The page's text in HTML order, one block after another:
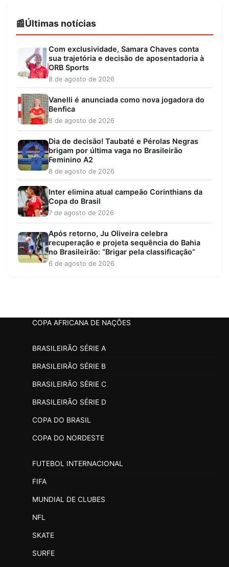
Últimas notícias
Com exclusividade, Samara Chaves conta
sua trajetória e decisão de aposentadoria à
ORB Sports
8 de agosto de 2026
Vanelli é anunciada como nova jogadora do
Benfica
8 de agosto de 2026
Dia de decisão! Taubaté e Pérolas Negras
brigam por última vaga no Brasileirão
Feminino A2
8 de agosto de 2026
Inter elimina atual campeão Corinthians da
Copa do Brasil
7 de agosto de 2026
Após retorno, Ju Oliveira celebra
recuperação e projeta sequência do Bahia
no Brasileirão: “Brigar pela classificação”
6 de agosto de 2026
COPA AFRICANA DE NAÇÕES
BRASILEIRÃO SÉRIE A
BRASILEIRÃO SÉRIE B
BRASILEIRÃO SÉRIE C
BRASILEIRÃO SÉRIE D
COPA DO BRASIL
COPA DO NORDESTE
FUTEBOL INTERNACIONAL
FIFA
MUNDIAL DE CLUBES
NFL
SKATE
SURFE